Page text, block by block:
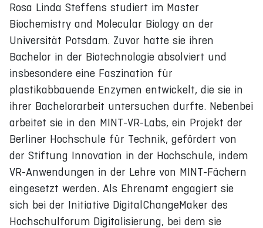
Rosa Linda Steffens studiert im Master
Biochemistry and Molecular Biology an der
Universität Potsdam. Zuvor hatte sie ihren
Bachelor in der Biotechnologie absolviert und
insbesondere eine Faszination für
plastikabbauende Enzymen entwickelt, die sie in
ihrer Bachelorarbeit untersuchen durfte. Nebenbei
arbeitet sie in den MINT-VR-Labs, ein Projekt der
Berliner Hochschule für Technik, gefördert von
der Stiftung Innovation in der Hochschule, indem
VR-Anwendungen in der Lehre von MINT-Fächern
eingesetzt werden. Als Ehrenamt engagiert sie
sich bei der Initiative DigitalChangeMaker des
Hochschulforum Digitalisierung, bei dem sie